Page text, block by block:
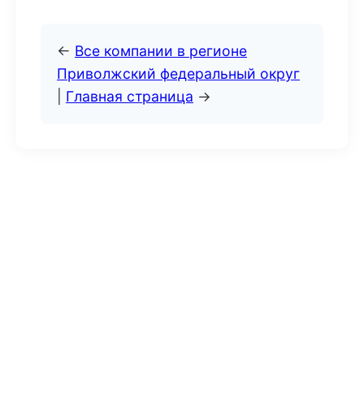
← Все компании в регионе
Приволжский федеральный округ
Главная страница →